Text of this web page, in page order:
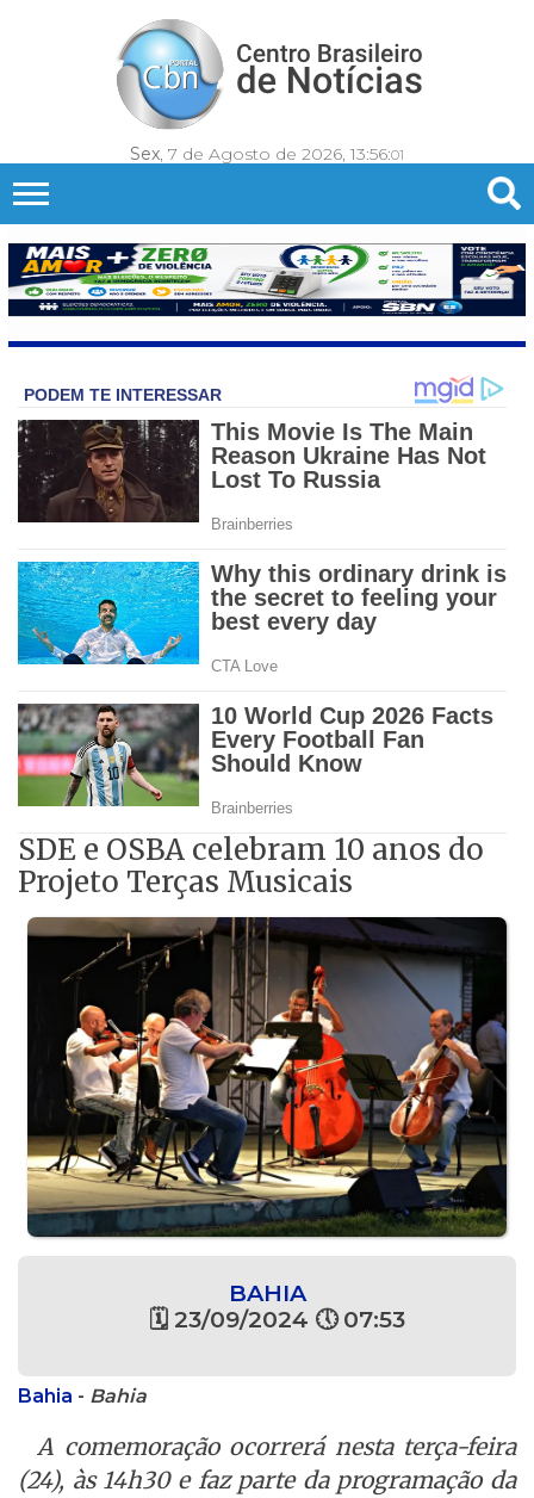
Sex, 7 de Agosto de 2026, 13:56:03
SDE e OSBA celebram 10 anos do
Projeto Terças Musicais
BAHIA
🗓 23/09/2024 🕔 07:53
Bahia - Bahia
A comemoração ocorrerá nesta terça-feira
(24), às 14h30 e faz parte da programação da